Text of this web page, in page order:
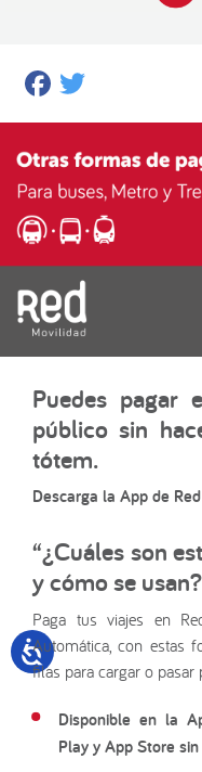
Facebook
Puedes pagar
público sin
tótem.
Descarga la App de
“¿Cuáles son
y cómo se
Paga tus viajes en
Automática, con estas
filas para cargar o pasar
Disponible en la
Play y App Store